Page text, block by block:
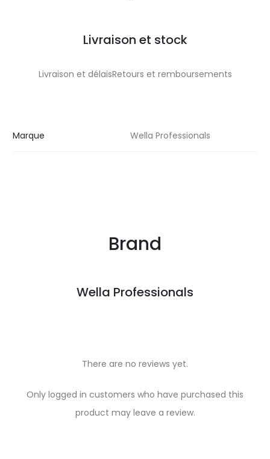
Livraison et stock
Livraison et délaisRetours et remboursements
Marque Wella Professionals
Brand
Wella Professionals
There are no reviews yet.
Only logged in customers who have purchased this
product may leave a review.